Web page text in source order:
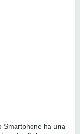
Smartphone ha una